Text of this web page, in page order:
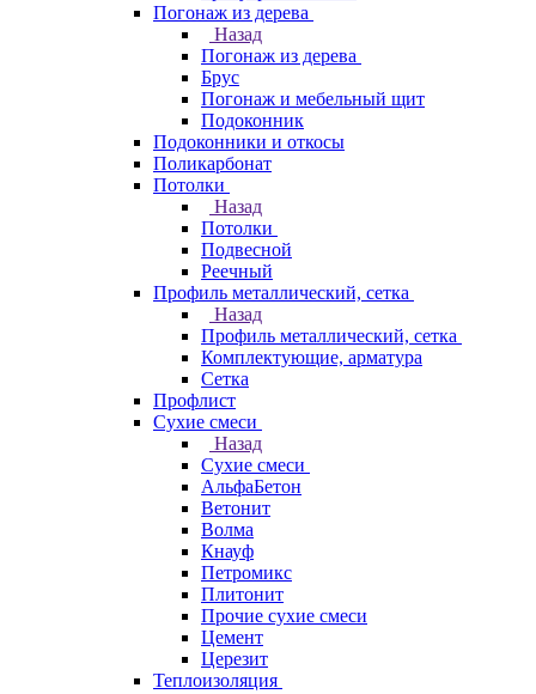
Погонаж из дерева
Назад
Погонаж из дерева
Брус
Погонаж и мебельный щит
Подоконник
Подоконники и откосы
Поликарбонат
Потолки
Назад
Потолки
Подвесной
Реечный
Профиль металлический, сетка
Назад
Профиль металлический, сетка
Комплектующие, арматура
Сетка
Профлист
Сухие смеси
Назад
Сухие смеси
АльфаБетон
Ветонит
Волма
Кнауф
Петромикс
Плитонит
Прочие сухие смеси
Цемент
Церезит
Теплоизоляция